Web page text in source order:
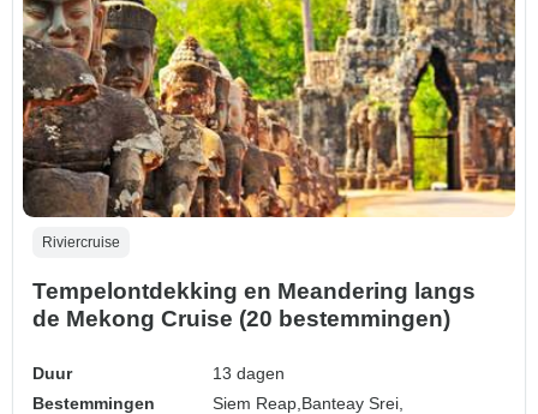
Riviercruise
Tempelontdekking en Meandering langs
de Mekong Cruise (20 bestemmingen)
Duur
13 dagen
Bestemmingen
Siem Reap, Banteay Srei,